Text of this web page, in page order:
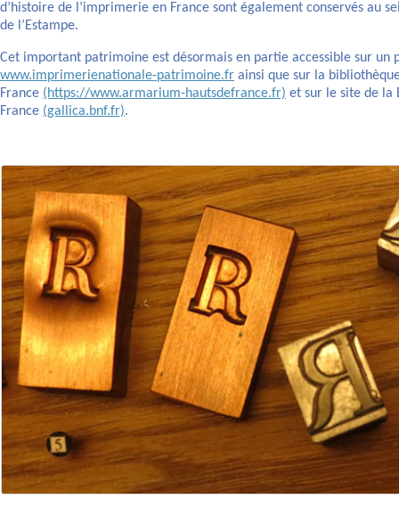
d’histoire de l’imprimerie en France sont également conservés au
de l’Estampe.
Cet important patrimoine est désormais en partie accessible sur un
www.imprimerienationale-patrimoine.fr ainsi que sur la
France (https://www.armarium-hautsdefrance.fr) et sur le site de la
France (gallica.bnf.fr).